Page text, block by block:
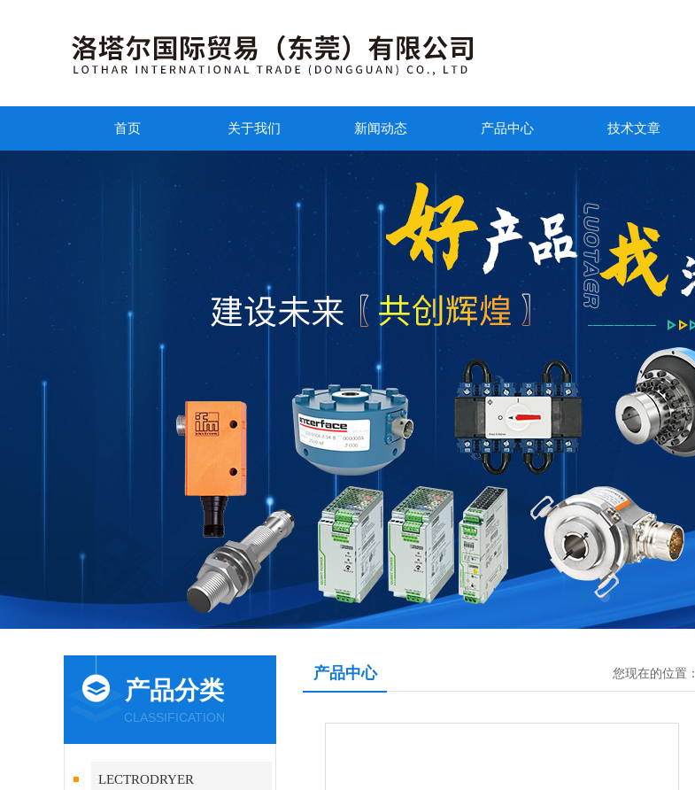
首页 关于我们 新闻动态 产品中心 技术文章
产品分类
CLASSIFICATION
LECTRODRYER
产品中心 您现在的位置：